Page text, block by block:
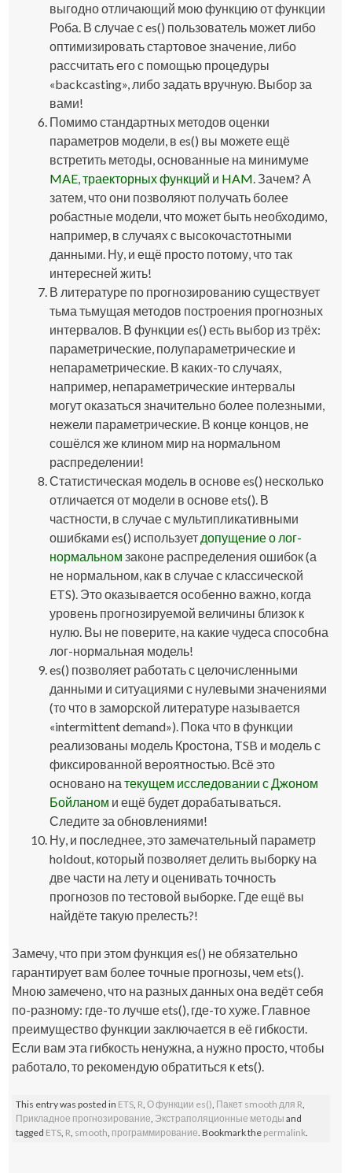
выгодно отличающий мою функцию от функции
Роба. В случае сes() пользователь может либо
оптимизировать стартовое значение, либо
рассчитать его с помощью процедуры
«backcasting», либо задать вручную. Выбор за
вами!
Помимо стандартных методов оценки
параметров модели, вes() вы можете ещё
встретить методы, основанные на минимуме
MAE,траекторных функций и HAM. Зачем? А
затем, что они позволяют получать более
робастные модели, что может быть необходимо,
например, в случаях с высокочастотными
данными. Ну, и ещё просто потому, что так
интересней жить!
В литературе по прогнозированию существует
тьма тьмущая методов построения прогнозных
интервалов. В функцииes() есть выбор из трёх:
параметрические, полупараметрические и
непараметрические. В каких-то случаях,
например, непараметрические интервалы
могут оказаться значительно более полезными,
нежели параметрические. В конце концов, не
сошёлся же клином мир на нормальном
распределении!
Статистическая модель в основеes() несколько
отличается от модели в основеets(). В
частности, в случае с мультипликативными
ошибкамиes() использует допущение о лог-
нормальном законе распределения ошибок (а
не нормальном, как в случае с классической
ETS). Это оказывается особенно важно, когда
уровень прогнозируемой величины близок к
нулю. Вы не поверите, на какие чудеса способна
лог-нормальная модель!
es() позволяет работать с целочисленными
данными и ситуациями с нулевыми значениями
(то что в заморской литературе называется
«intermittent demand»). Пока что в функции
реализованы модель Кростона, TSB и модель с
фиксированной вероятностью. Всё это
основано натекущем исследовании с Джоном
Бойланом и ещё будет дорабатываться.
Следите за обновлениями!
Ну, и последнее, это замечательный параметр
holdout, который позволяет делить выборку на
две части на лету и оценивать точность
прогнозов по тестовой выборке. Где ещё вы
найдёте такую прелесть?!
Замечу, что при этом функцияes() не обязательно
гарантирует вам более точные прогнозы, чемets().
Мною замечено, что на разных данных она ведёт себя
по-разному: где-то лучшеets(), где-то хуже. Главное
преимущество функции заключается в её гибкости.
Если вам эта гибкость ненужна, а нужно просто, чтобы
работало, то рекомендую обратиться кets().
This entry was posted in ETS, R,О функции es(), Пакет smooth для R,
Прикладное прогнозирование, Экстраполяционные методы and
tagged ETS, R, smooth, программирование. Bookmark the permalink.